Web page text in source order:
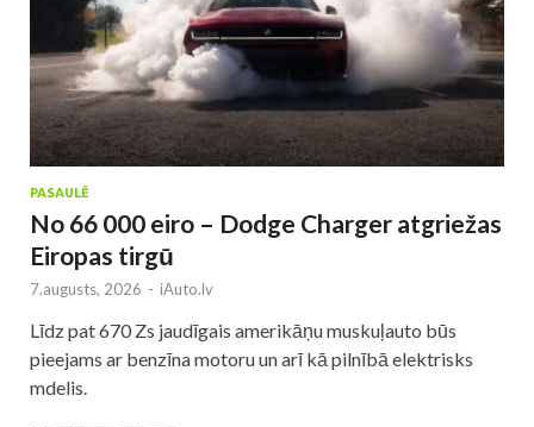
PASAULĒ
No 66 000 eiro – Dodge Charger atgriežas
Eiropas tirgū
7.augusts, 2026 - iAuto.lv
Līdz pat 670 Zs jaudīgais amerikāņu muskuļauto būs
pieejams ar benzīna motoru un arī kā pilnībā elektrisks
mdelis.